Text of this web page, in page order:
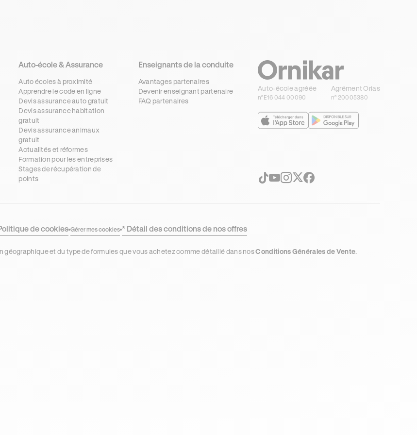
Auto-école & Assurance
Auto écoles à proximité
Apprendre le code en ligne
Devis assurance auto gratuit
Devis assurance habitation
gratuit
Devis assurance animaux
gratuit
Actualités et réformes
Formation pour les entreprises
Stages de récupération de
points
Enseignants de la conduite
Avantages partenaires
Devenir enseignant partenaire
FAQ partenaires
Auto-école agréée
n°E16 044 00090
Agrément Orias
n° 20005380
de cookies Gérer mes cookies * Détail des conditions de nos offres
et du type de formules que vous achetez comme détaillé dans nosConditions Générales de Vente.